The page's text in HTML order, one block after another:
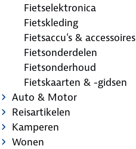
Fietselektronica
Fietskleding
Fietsaccu's & accessoires
Fietsonderdelen
Fietsonderhoud
Fietskaarten & -gidsen
Auto & Motor
Reisartikelen
Kamperen
Wonen